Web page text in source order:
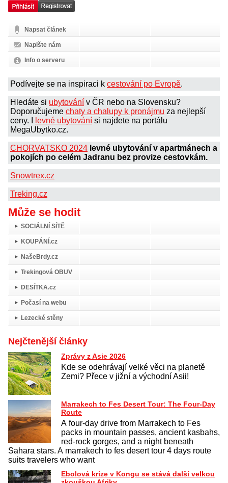
Napsat článek
Napište nám
Info o serveru
Podívejte se na inspiraci k cestování po Evropě.
Hledáte si ubytování v ČR nebo na Slovensku?
Doporučujeme chaty a chalupy k pronájmu za nejlepší
ceny. I
levné ubytování si najdete na portálu
MegaUbytko.cz.
CHORVATSKO 2024 levné ubytování v apartmánech a
pokojích po celém Jadranu bez provize cestovkám.
Snowtrex.cz
Treking.cz
Může se hodit
SOCIÁLNÍ SÍTĚ
KOUPÁNÍ.cz
NašeBrdy.cz
Trekingová OBUV
DESÍTKA.cz
Počasí na webu
Lezecké stěny
Nejčtenější články
Zprávy z Asie 2026
Kde se odehrávají velké věci na planetě
Zemi? Přece v jižní a východní Asii!
Marrakech to Fes Desert Tour: The Four-Day
Route
A four-day drive from Marrakech to Fes
packs in mountain passes, ancient kasbahs,
red-rock gorges, and a night beneath
Sahara stars. A marrakech to fes desert tour 4 days route
suits travelers who want
Ebolová krize v Kongu se stává další velkou